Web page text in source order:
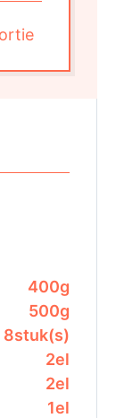
400g
500g
8stuk(s)
2el
2el
1el